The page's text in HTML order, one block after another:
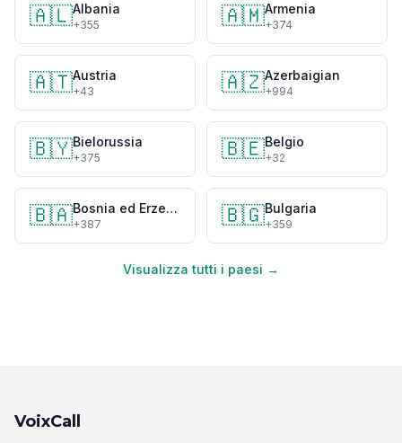
🇦🇱Albania
+355 🇦🇲Armenia
+374
🇦🇹Austria
+43 🇦🇿Azerbaigian
+994
🇧🇾Bielorussia
+375 🇧🇪Belgio
+32
🇧🇦 Bosnia ed Erzegovina
+387 🇧🇬Bulgaria
+359
Visualizza tutti i paesi →
VoixCall